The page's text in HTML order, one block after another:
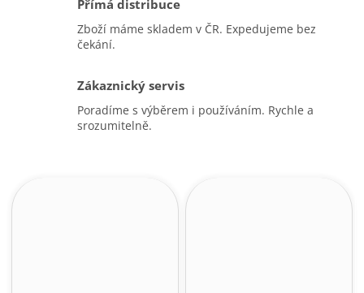
Přímá distribuce
Zboží máme skladem v ČR. Expedujeme bez
čekání.
Zákaznický servis
Poradíme s výběrem i používáním. Rychle a
srozumitelně.